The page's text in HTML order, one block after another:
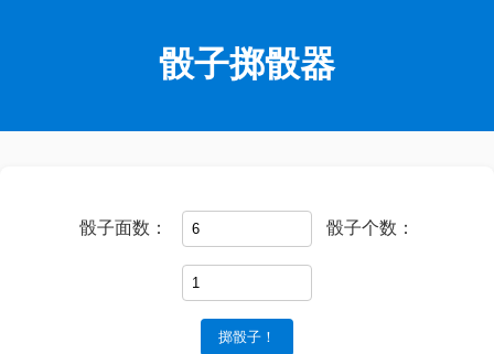
骰子掷骰器
骰子面数： 骰子个数：
掷骰子！